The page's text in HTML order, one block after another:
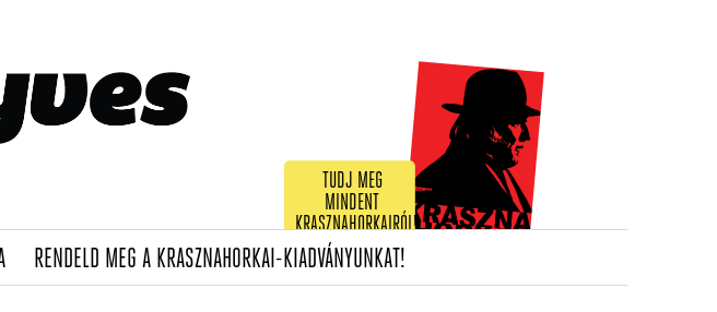
TUDJ MEG
MINDENT
KRASZNAHORKAIRÓL!
(CURRENT)
RENDELD MEG A KRASZNAHORKAI-KIADVÁNYUNKAT!(CURRENT)